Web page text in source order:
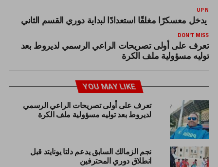
UP
يدخل معسكرًا مغلقًا استعدادًا لبداية دوري القسم الثاني
DON'T MISS
تعرف على أولى تصريحات الراعي الرسمي لديروط بعد
توليه مسؤولية ملف الكرة
YOU MAY LIKE
تعرف على أولى تصريحات الراعي الرسمي
لديروط بعد توليه مسؤولية ملف الكرة
نجم الزمالك السابق يدعم دلتا يونايتد قبل
انطلاق دوري المحترفين